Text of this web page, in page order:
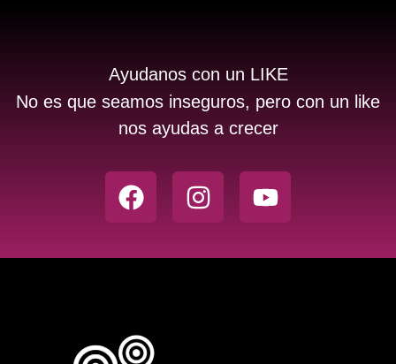
Ayudanos con un LIKE
No es que seamos inseguros, pero con un like
nos ayudas a crecer